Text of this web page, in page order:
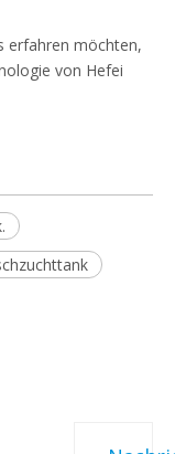
erfahren möchten,
von Hefei